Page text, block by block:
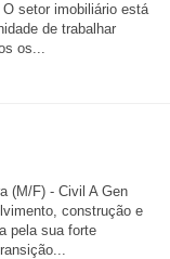
setor imobiliário está
de trabalhar
os...
(M/F) - Civil A Gen
construção e
pela sua forte